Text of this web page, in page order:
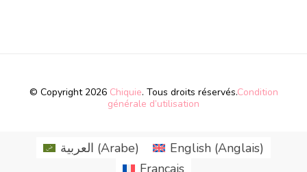
© Copyright 2026 Chiquie. Tous droits réservés.Condition
générale d’utilisation
العربية (Arabe) English (Anglais)